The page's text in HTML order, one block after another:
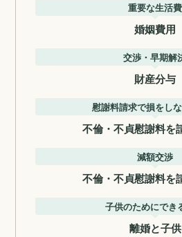
重要な生活費
婚姻費用
交渉・早期解
財産分与
慰謝料請求で損をし
不倫・不貞慰謝料を
減額交渉
不倫・不貞慰謝料を
子供のためにでき
離婚と子供